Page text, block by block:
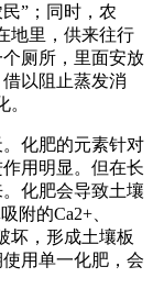
”；同时，农
地里，供来往行
厕所，里面安放
以阻止蒸发消
化肥的元素针对
用明显。但在长
化肥会导致土壤
附的Ca2+、
坏，形成土壤板
用单一化肥，会